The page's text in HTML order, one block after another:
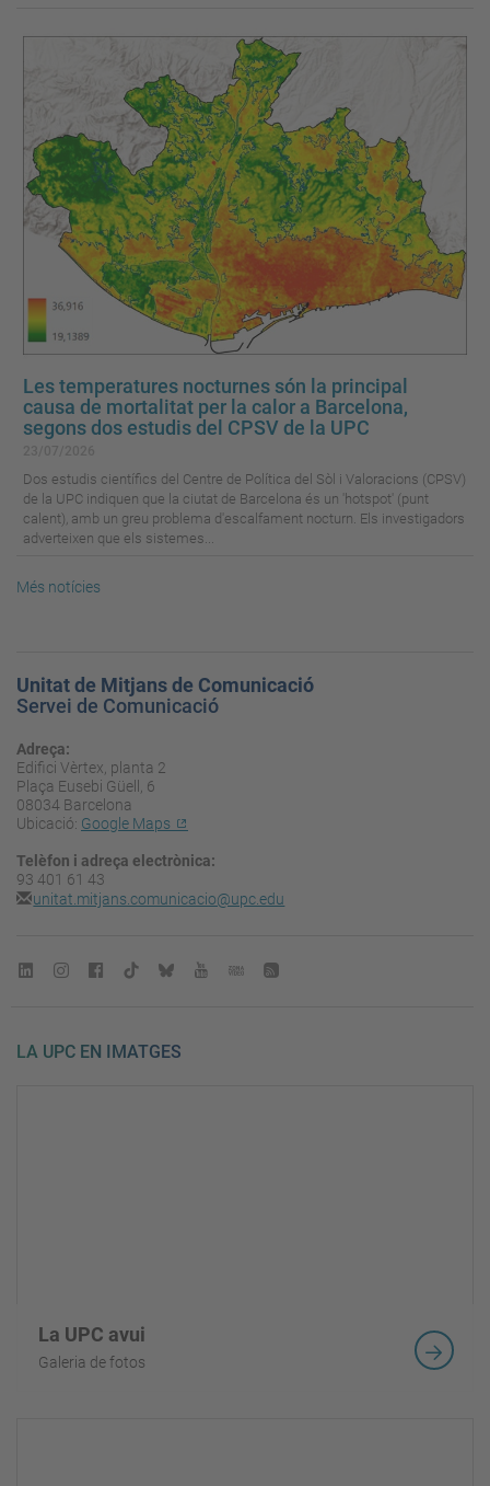
Les temperatures nocturnes són la principal
causa de mortalitat per la calor a Barcelona,
segons dos estudis del CPSV de la UPC
Dos estudis científics del Centre de Política del Sòl i Valoracions (CPSV)
de la UPC indiquen que la ciutat de Barcelona és un 'hotspot' (punt
calent), amb un greu problema d'escalfament nocturn. Els investigadors
adverteixen que els sistemes...
Més notícies
Unitat de Mitjans de Comunicació
Servei de Comunicació
Adreça:
Edifici Vèrtex, planta 2
Plaça Eusebi Güell, 6
08034 Barcelona
Ubicació: Google Maps
Telèfon i adreça electrònica:
93 401 61 43
unitat.mitjans.comunicacio@upc.edu
LA UPC EN IMATGES
La UPC avui
Galeria de fotos